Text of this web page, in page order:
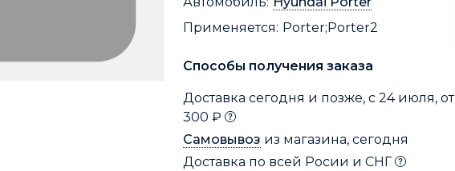
Применяется: Porter;Porter2
Способы получения заказа
Доставка сегодня и позже, с 24 июля, от
300 ₽
Самовывоз из магазина, сегодня
Доставка по всей Росии и СНГ